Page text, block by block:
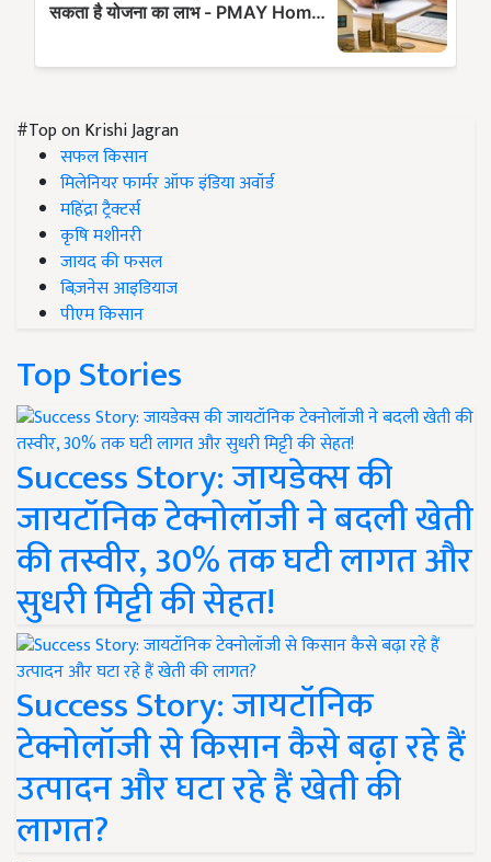
#Top on Krishi Jagran
सफल किसान
मिलेनियर फार्मर ऑफ इंडिया अवॉर्ड
महिंद्रा ट्रैक्टर्स
कृषि मशीनरी
जायद की फसल
बिज़नेस आइडियाज
पीएम किसान
Top Stories
Success Story: जायडेक्स की
जायटॉनिक टेक्नोलॉजी ने बदली खेती
की तस्वीर, 30% तक घटी लागत और
सुधरी मिट्टी की सेहत!
Success Story: जायटॉनिक
टेक्नोलॉजी से किसान कैसे बढ़ा रहे हैं
उत्पादन और घटा रहे हैं खेती की
लागत?